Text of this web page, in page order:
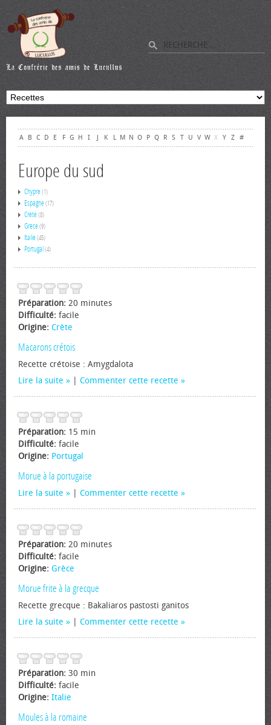
A B C D E F G H I J K L M N O P Q R S T U V W X Y Z #
Europe du sud
Chypre(1)
Espagne(17)
Crète(8)
Grèce(9)
Italie(45)
Portugal (4)
Préparation: 20 minutes
Difficulté: facile
Origine: Crète
Macarons crétois
Recette crétoise : Amygdalota
Lire la suite
Commenter cette recette
Préparation: 15 min
Difficulté: facile
Origine: Portugal
Morue à la portugaise
Lire la suite Commenter cette recette
Préparation: 20 minutes
Difficulté: facile
Origine: Grèce
Morue frite à la grecque
Recette grecque : Bakaliaros pastosti ganitos
Lire la suite
Commenter cette recette
Préparation: 30 min
Difficulté: facile
Origine: Italie
Moules à la romaine